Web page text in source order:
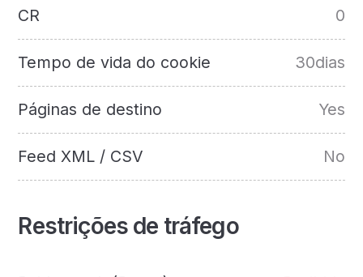
CR 0
Tempo de vida do cookie 30dias
Páginas de destino Yes
Feed XML / CSV No
Restrições de tráfego